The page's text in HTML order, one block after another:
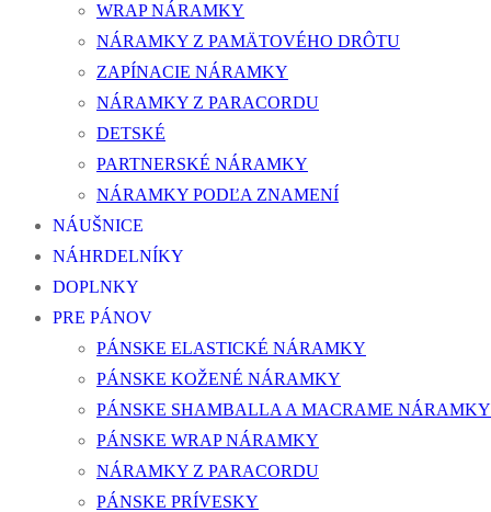
WRAP NÁRAMKY
NÁRAMKY Z PAMÄTOVÉHO DRÔTU
ZAPÍNACIE NÁRAMKY
NÁRAMKY Z PARACORDU
DETSKÉ
PARTNERSKÉ NÁRAMKY
NÁRAMKY PODĽA ZNAMENÍ
NÁUŠNICE
NÁHRDELNÍKY
DOPLNKY
PRE PÁNOV
PÁNSKE ELASTICKÉ NÁRAMKY
PÁNSKE KOŽENÉ NÁRAMKY
PÁNSKE SHAMBALLA A MACRAME NÁRAMKY
PÁNSKE WRAP NÁRAMKY
NÁRAMKY Z PARACORDU
PÁNSKE PRÍVESKY